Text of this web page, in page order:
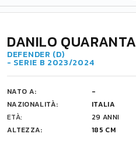
DANILO QUARANTA
DEFENDER (D)
- SERIE B 2023/2024
NATO A:
-
NAZIONALITÀ:
ITALIA
ETÀ:
29 ANNI
ALTEZZA:
185 CM